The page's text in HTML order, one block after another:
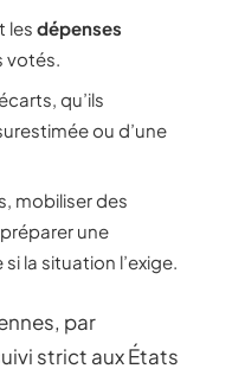
les dépenses
votés.
qu’ils
ou d’une
mobiliser des
une
la situation l’exige.
par
strict aux États